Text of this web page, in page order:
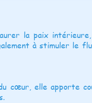
la paix
à stimuler le
cœur, elle apporte